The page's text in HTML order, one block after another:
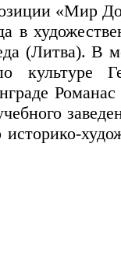
«Мир
в
(Литва). В
культуре